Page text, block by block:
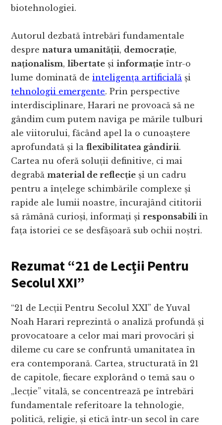
biotehnologiei.
Autorul dezbată întrebări fundamentale
desprenatura umanității, democrație,
naționalism,libertate șiinformație într-o
lume dominată deinteligența artificială și
tehnologii emergente. Prin perspective
interdisciplinare, Harari ne provoacă să ne
gândim cum putem naviga pe mările tulburi
ale viitorului, făcând apel la o cunoaștere
aprofundată și laflexibilitatea gândirii.
Cartea nu oferă soluții definitive, ci mai
degrabămaterial de reflecție și un cadru
pentru a înțelege schimbările complexe și
rapide ale lumii noastre, încurajând cititorii
să rămână curioși, informați șiresponsabili în
fața istoriei ce se desfășoară sub ochii noștri.
Rezumat“21 de Lecții Pentru
Secolul XXI”
“21 de Lecții Pentru Secolul XXI” de Yuval
Noah Harari reprezintă o analiză profundă și
provocatoare a celor mai mari provocări și
dileme cu care se confruntă umanitatea în
era contemporană. Cartea, structurată în 21
de capitole, fiecare explorând o temă sau o
„lecție” vitală, se concentrează pe întrebări
fundamentale referitoare la tehnologie,
politică, religie, și etică într-un secol în care